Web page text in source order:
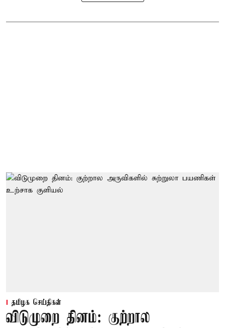
தமிழக செய்திகள்
விடுமுறை தினம்: குற்றால